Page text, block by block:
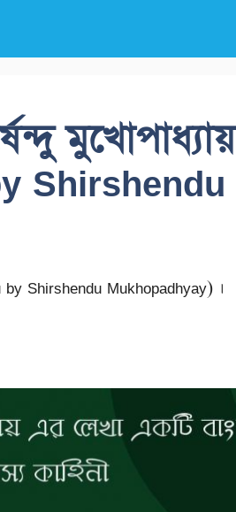
মুখোপাধ্যায়
Shirshendu
Shirshendu Mukhopadhyay) ।